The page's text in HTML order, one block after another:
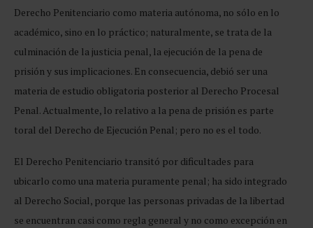
Derecho Penitenciario como materia autónoma, no sólo en lo
académico, sino en lo práctico; naturalmente, se trata de la
culminación de la justicia penal, la ejecución de la pena de
prisión y sus implicaciones. En consecuencia, debió ser una
materia de estudio obligatoria posterior al Derecho Procesal
Penal. Actualmente, lo relativo a la pena de prisión es parte
toral del Derecho de Ejecución Penal; pero no es el todo.
El Derecho Penitenciario transitó por dificultades para
ubicarlo como una materia puramente penal; ha sido integrado
al Derecho Social, porque las personas privadas de la libertad
se encuentran casi como regla general y no como excepción en